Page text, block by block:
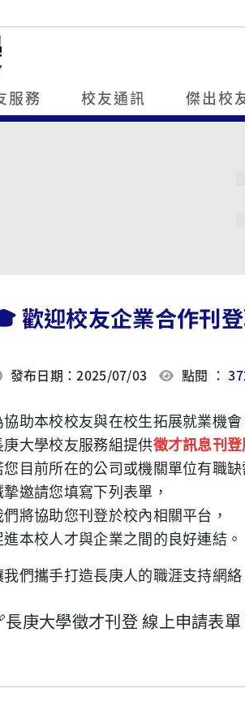
服務 校友通訊 傑出校
歡迎校友企業合作刊
發布日期：2025/07/03 點閱 ：
協助本校校友與在校生拓展就業機會
庚大學校友服務組提供徵才訊息刊
您目前所在的公司或機關單位有職缺
摯邀請您填寫下列表單，
們將協助您刊登於校內相關平台，
進本校人才與企業之間的良好連結。
我們攜手打造長庚人的職涯支持網絡
長庚大學徵才刊登 線上申請表單